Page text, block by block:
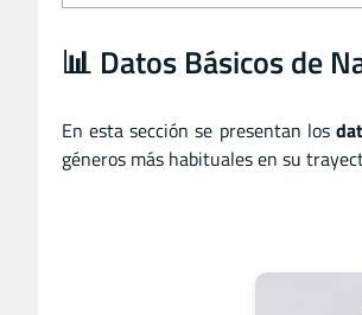
📊 Datos Básicos de
En esta sección se presentan los
géneros más habituales en su